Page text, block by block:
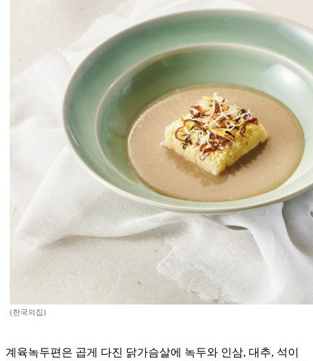
(한국의집)
계육녹두편은 곱게 다진 닭가슴살에 녹두와 인삼, 대추, 석이